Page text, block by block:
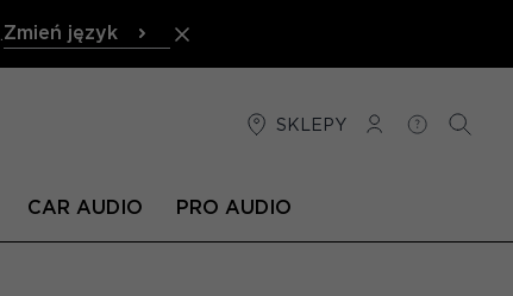
Zmień język
SKLEPY
POŁĄCZENIE
POMOC
CAR AUDIO PRO AUDIO